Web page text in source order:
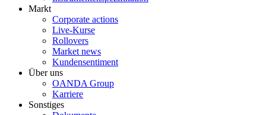
Markt
Corporate actions
Live-Kurse
Rollovers
Market news
Kundensentiment
Über uns
OANDA Group
Karriere
Sonstiges